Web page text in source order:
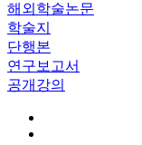
해외학술논문
학술지
단행본
연구보고서
공개강의